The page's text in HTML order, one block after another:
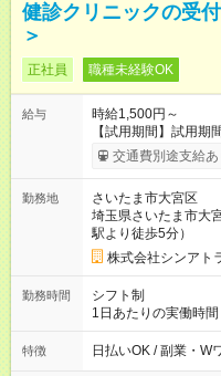
健診クリニックの受
＞
正社員 職種未経験OK
給与
時給1,500円～
【試用期間】試用期
交通費別途支給あ
勤務地
さいたま市大宮区
埼玉県さいたま市大
駅より徒歩5分）
株式会社シンアト
勤務時間
シフト制
1日あたりの実働時
土日祝含む週５日勤務 【 勤務時間 】 ・ 9：00～20：00（
8h／休憩１h） ※残
特徴 日払いOK / 副業・W